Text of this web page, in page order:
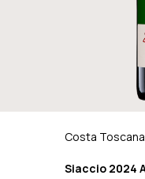
Costa
Siaccio 2024